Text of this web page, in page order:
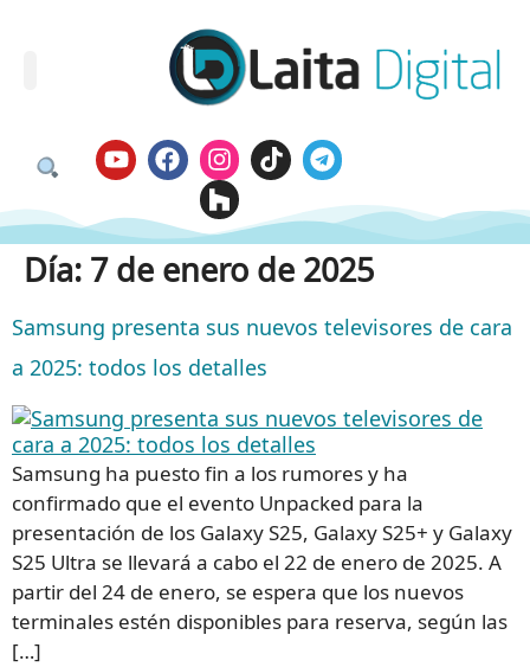
Día: 7 de enero de 2025
Samsung presenta sus nuevos televisores de cara
a 2025: todos los detalles
Samsung ha puesto fin a los rumores y ha
confirmado que el evento Unpacked para la
presentación de los Galaxy S25, Galaxy S25+ y Galaxy
S25 Ultra se llevará a cabo el 22 de enero de 2025. A
partir del 24 de enero, se espera que los nuevos
terminales estén disponibles para reserva, según las
[…]